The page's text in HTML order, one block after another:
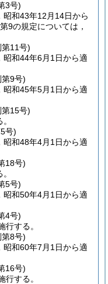
3号)
昭和43年12月14日から
9の規定については，
第11号)
昭和44年6月1日から適
9号)
昭和45年5月1日から適
第15号)
号)
昭和48年4月1日から適
18号)
5号)
昭和50年4月1日から適
4号)
行する。
8号)
昭和60年7月1日から適
16号)
行する。